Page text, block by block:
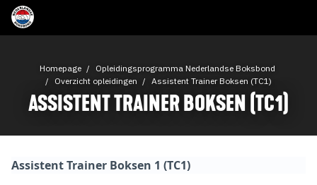
Homepage
Opleidingsprogramma Nederlandse Boksbond
Overzicht opleidingen
Assistent Trainer Boksen (TC1)
ASSISTENT TRAINER BOKSEN (TC1)
Assistent Trainer Boksen 1 (TC1)